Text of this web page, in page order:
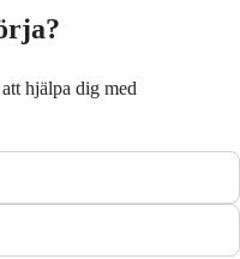
hjälpa dig med